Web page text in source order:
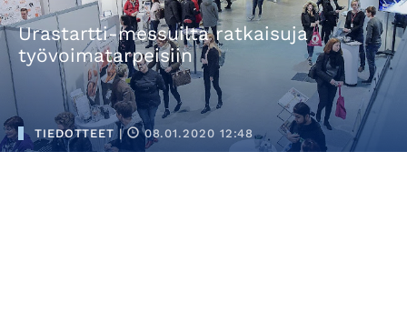
Urastartti-messuilta ratkaisuja
työvoimatarpeisiin
TIEDOTTEET | 08.01.2020 12:48